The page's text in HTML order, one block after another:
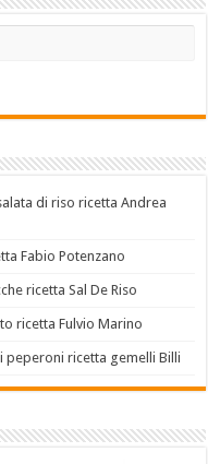
di riso ricetta Andrea
Fabio Potenzano
ricetta Sal De Riso
ricetta Fulvio Marino
peperoni ricetta gemelli Billi